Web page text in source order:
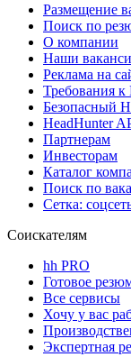
Размещение
Поиск по
О компании
Наши
Реклама на
Требования
Безопасный
HeadHunter
Партнерам
Инвесторам
Каталог
Поиск по
Сетка:
Соискателям
hh PRO
Готовое
Все сервисы
Хочу у вас
Экспертная